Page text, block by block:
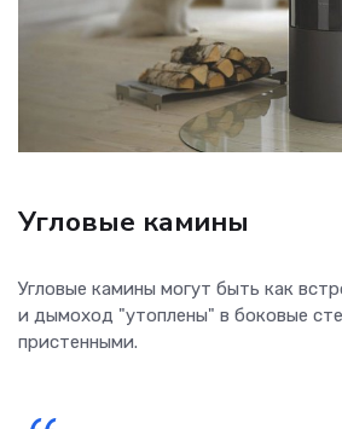
Угловые камины
Угловые камины могут быть как
и дымоход "утоплены" в боковые
пристенными.